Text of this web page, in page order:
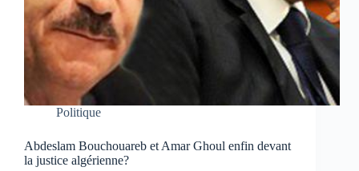
Politique
Abdeslam Bouchouareb et Amar Ghoul enfin devant
la justice algérienne?